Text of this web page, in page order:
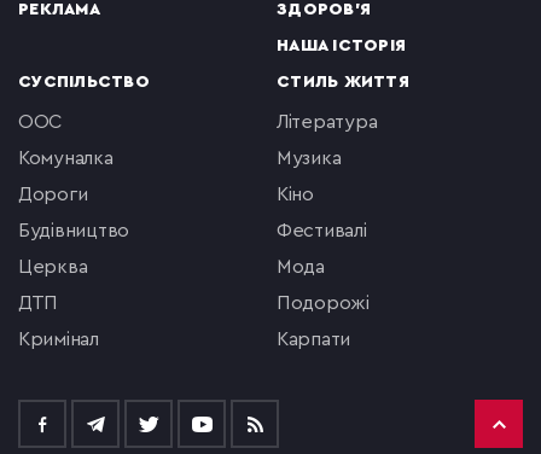
РЕКЛАМА ЗДОРОВ'Я
НАША ІСТОРІЯ
СУСПІЛЬСТВО
ООС
комуналка
Дороги
будівництво
церква
ДТП
кримінал
СТИЛЬ ЖИТТЯ
література
музика
кіно
фестивалі
мода
подорожі
Карпати